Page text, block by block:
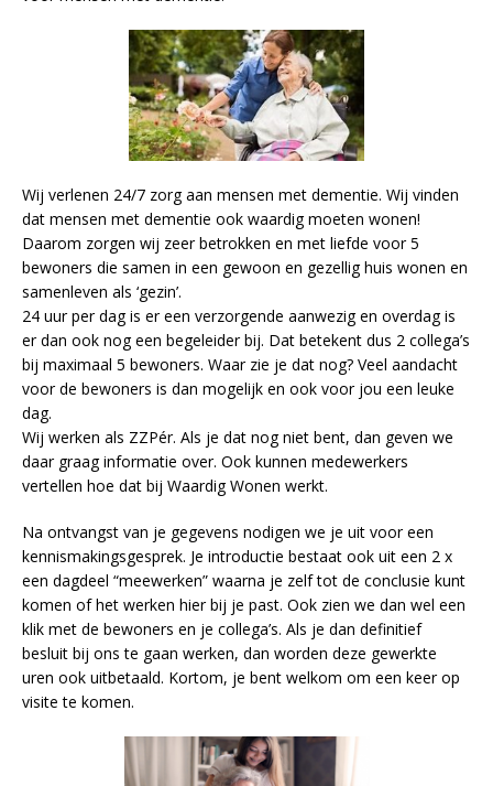
Wij verlenen 24/7 zorg aan mensen met dementie. Wij vinden
dat mensen met dementie ook waardig moeten wonen!
Daarom zorgen wij zeer betrokken en met liefde voor 5
bewoners die samen in een gewoon en gezellig huis wonen en
samenleven als ‘gezin’.
24 uur per dag is er een verzorgende aanwezig en overdag is
er dan ook nog een begeleider bij. Dat betekent dus 2 collega’s
bij maximaal 5 bewoners. Waar zie je dat nog? Veel aandacht
voor de bewoners is dan mogelijk en ook voor jou een leuke
dag.
Wij werken als ZZPér. Als je dat nog niet bent, dan geven we
daar graag informatie over. Ook kunnen medewerkers
vertellen hoe dat bij Waardig Wonen werkt.
Na ontvangst van je gegevens nodigen we je uit voor een
kennismakingsgesprek. Je introductie bestaat ook uit een 2 x
een dagdeel “meewerken” waarna je zelf tot de conclusie kunt
komen of het werken hier bij je past. Ook zien we dan wel een
klik met de bewoners en je collega’s. Als je dan definitief
besluit bij ons te gaan werken, dan worden deze gewerkte
uren ook uitbetaald. Kortom, je bent welkom om een keer op
visite te komen.